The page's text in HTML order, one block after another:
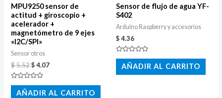
MPU9250 sensor de
actitud + giroscopio +
acelerador +
magnetómetro de 9 ejes
«I2C/SPI»
Sensor otros
$5.52$4.07
Valorado
conAÑADIR AL CARRITO
Sensor de flujo de agua YF-
S402
Arduino Raspberry y accesorios
$4.36
Valorado
con
de
AÑADIR AL CARRITO